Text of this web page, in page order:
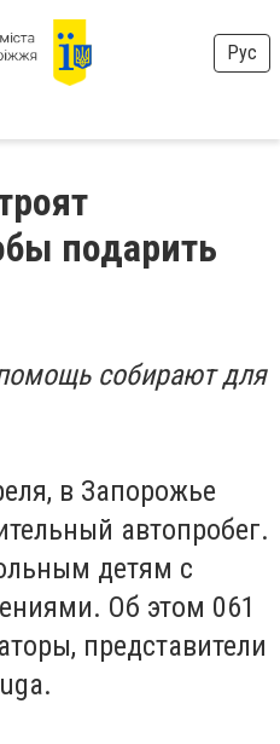
Рус
подарить
собирают для
в Запорожье
автопробег.
детям с
Об этом 061
представители